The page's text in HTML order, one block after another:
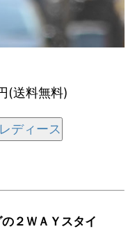
(送料無料)
ディース
２ＷＡＹスタイ